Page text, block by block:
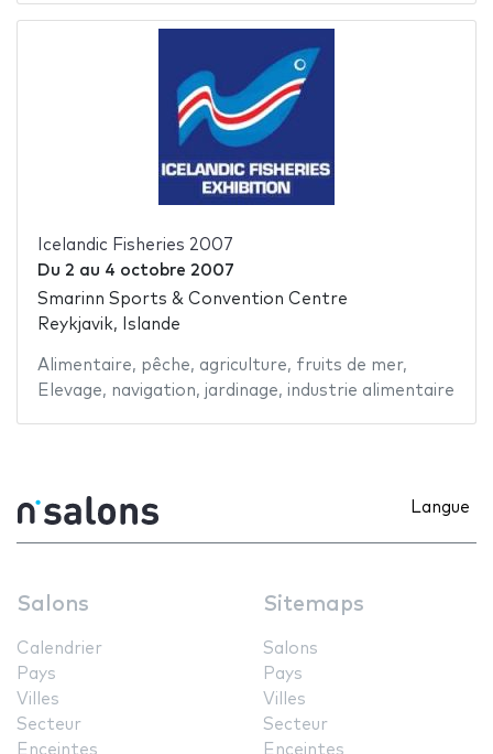
Icelandic Fisheries 2007
Du 2 au 4 octobre 2007
Smarinn Sports & Convention Centre
Reykjavik, Islande
Alimentaire, pêche, agriculture, fruits de mer,
Elevage, navigation, jardinage, industrie alimentaire
Langue
Salons
Calendrier
Pays
Villes
Secteur
Enceintes
Sitemaps
Salons
Pays
Villes
Secteur
Enceintes